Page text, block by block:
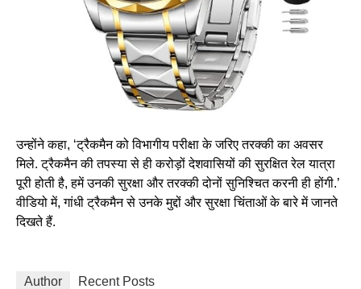
उन्होंने कहा, ‘ट्रैकमैन को विभागीय परीक्षा के जरिए तरक्की का अवसर
मिले. ट्रैकमैन की तपस्या से ही करोड़ों देशवासियों की सुरक्षित रेल यात्रा
पूरी होती है, हमें उनकी सुरक्षा और तरक्की दोनों सुनिश्चित करनी ही होंगी.’
वीडियो में, गांधी ट्रैकमैन से उनके मुद्दों और सुरक्षा चिंताओं के बारे में जानते
दिखते हैं.
Author Recent Posts